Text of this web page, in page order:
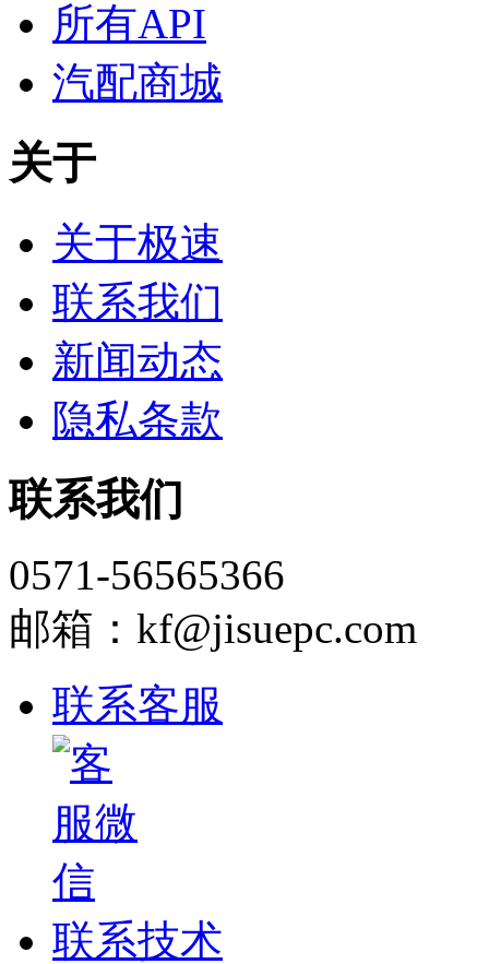
所有API
汽配商城
关于
关于极速
联系我们
新闻动态
隐私条款
联系我们
0571-56565366
邮箱：kf@jisuepc.com
联系客服
联系技术